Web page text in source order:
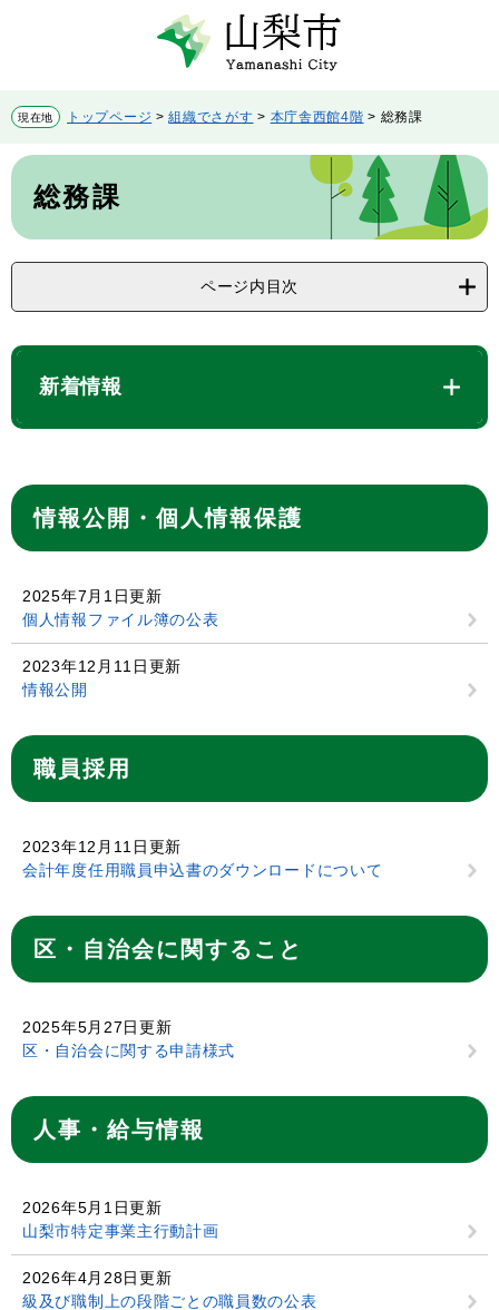
先
頭
す。
を
飛
し
本
へ
現在地 トップページ >組織でさがす > 本庁舎西館4階 > 総務課
本
総務課
ページ内目次
新着情報
情報公開・個人情報保護
2025年7月1日更新
個人情報ファイル簿の公表
2023年12月11日更新
情報公開
職員採用
2023年12月11日更新
会計年度任用職員申込書のダウンロードについて
区・自治会に関すること
2025年5月27日更新
区・自治会に関する申請様式
人事・給与情報
2026年5月1日更新
山梨市特定事業主行動計画
2026年4月28日更新
級及び職制上の段階ごとの職員数の公表